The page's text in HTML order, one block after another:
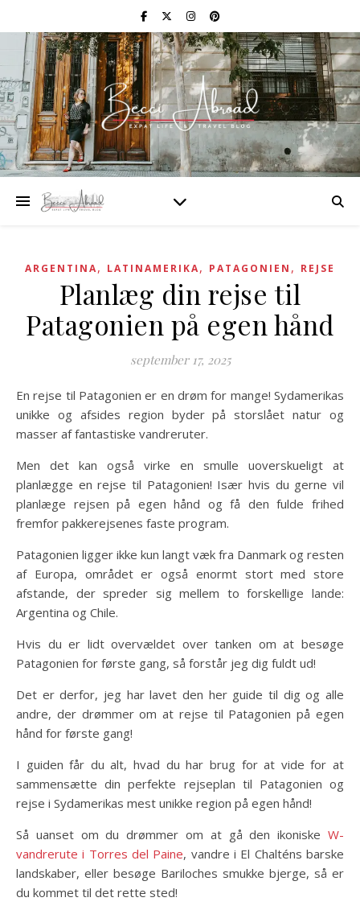
ARGENTINA, LATINAMERIKA, PATAGONIEN , REJSE
Planlæg din rejse til
Patagonien på egen hånd
september 17, 2025
En rejse til Patagonien er en drøm for mange! Sydamerikas
unikke og afsides region byder på storslået natur og
masser af fantastiske vandreruter.
Men det kan også virke en smulle uoverskueligt at
planlægge en rejse til Patagonien! Især hvis du gerne vil
planlæge rejsen på egen hånd og få den fulde frihed
fremfor pakkerejsenes faste program.
Patagonien ligger ikke kun langt væk fra Danmark og resten
af Europa, området er også enormt stort med store
afstande, der spreder sig mellem to forskellige lande:
Argentina og Chile.
Hvis du er lidt overvældet over tanken om at besøge
Patagonien for første gang, så forstår jeg dig fuldt ud!
Det er derfor, jeg har lavet den her guide til dig og alle
andre, der drømmer om at rejse til Patagonien på egen
hånd for første gang!
I guiden får du alt, hvad du har brug for at vide for at
sammensætte din perfekte rejseplan til Patagonien og
rejse i Sydamerikas mest unikke region på egen hånd!
Så uanset om du drømmer om at gå den ikoniske W-
vandrerute i Torres del Paine, vandre i El Chalténs barske
landskaber, eller besøge Bariloches smukke bjerge, så er
du kommet til det rette sted!